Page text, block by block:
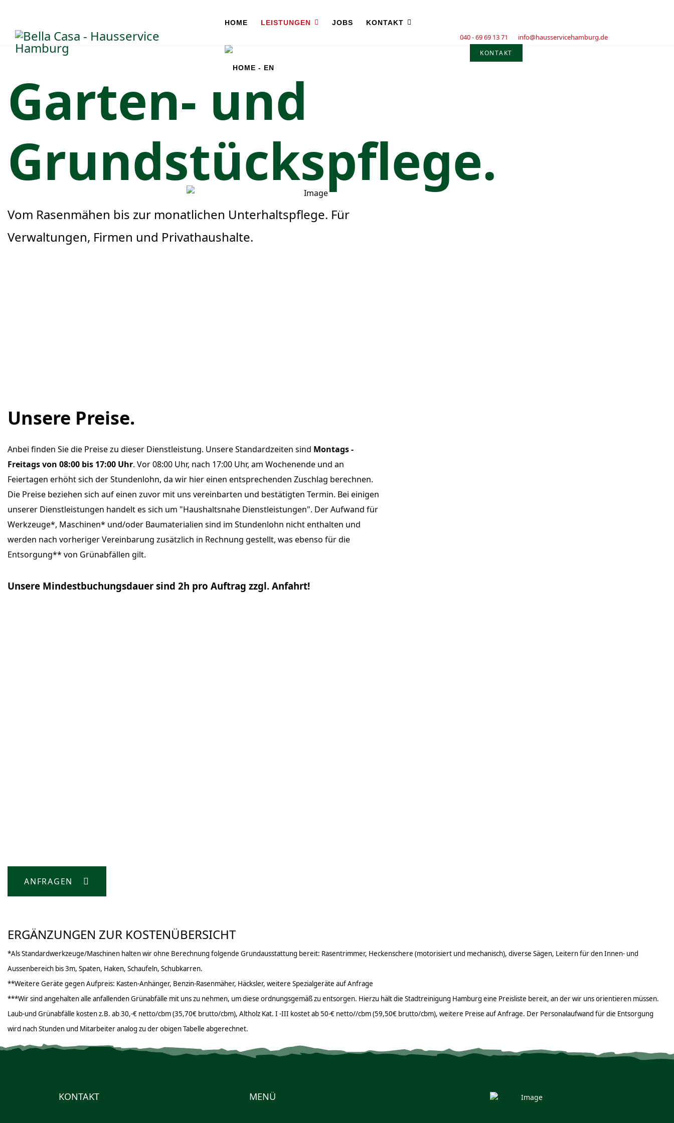
HOME LEISTUNGEN JOBS KONTAKT
040 - 69 69 13 71 info@hausservicehamburg.de
KONTAKT
Garten- und
Grundstückspflege.
Vom Rasenmähen bis zur monatlichen Unterhaltspflege. Für
Verwaltungen, Firmen und Privathaushalte.
Unsere Preise.
Anbei finden Sie die Preise zu dieser Dienstleistung. Unsere Standardzeiten sind Montags -
Freitags von 08:00 bis 17:00 Uhr. Vor 08:00 Uhr, nach 17:00 Uhr, am Wochenende und an
Feiertagen erhöht sich der Stundenlohn, da wir hier einen entsprechenden Zuschlag berechnen.
Die Preise beziehen sich auf einen zuvor mit uns vereinbarten und bestätigten Termin. Bei einigen
unserer Dienstleistungen handelt es sich um "Haushaltsnahe Dienstleistungen". Der Aufwand für
Werkzeuge*, Maschinen* und/oder Baumaterialien sind im Stundenlohn nicht enthalten und
werden nach vorheriger Vereinbarung zusätzlich in Rechnung gestellt, was ebenso für die
Entsorgung** von Grünabfällen gilt.
Unsere Mindestbuchungsdauer sind 2h pro Auftrag zzgl. Anfahrt!
ANFRAGEN
ERGÄNZUNGEN ZUR KOSTENÜBERSICHT
*Als Standardwerkzeuge/Maschinen halten wir ohne Berechnung folgende Grundausstattung bereit: Rasentrimmer, Heckenschere (motorisiert und mechanisch), diverse Sägen, Leitern für den Innen- und
Aussenbereich bis 3m, Spaten, Haken, Schaufeln, Schubkarren.
**Weitere Geräte gegen Aufpreis: Kasten-Anhänger, Benzin-Rasenmäher, Häcksler, weitere Spezialgeräte auf Anfrage
***Wir sind angehalten alle anfallenden Grünabfälle mit uns zu nehmen, um diese ordnungsgemäß zu entsorgen. Hierzu hält die Stadtreinigung Hamburg eine Preisliste bereit, an der wir uns orientieren müssen.
Laub-und Grünabfälle kosten z.B. ab 30,-€ netto/cbm (35,70€ brutto/cbm), Altholz Kat. I -III kostet ab 50-€ netto//cbm (59,50€ brutto/cbm), weitere Preise auf Anfrage. Der Personalaufwand für die Entsorgung
wird nach Stunden und Mitarbeiter analog zu der obigen Tabelle abgerechnet.
KONTAKT MENÜ